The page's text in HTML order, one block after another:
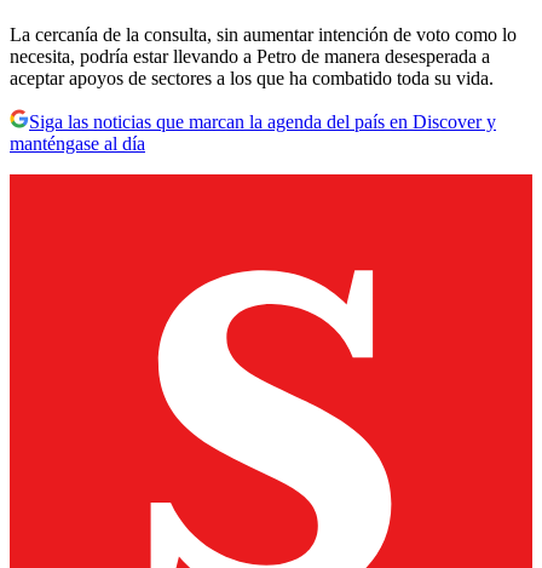
La cercanía de la consulta, sin aumentar intención de voto como lo
necesita, podría estar llevando a Petro de manera desesperada a
aceptar apoyos de sectores a los que ha combatido toda su vida.
Siga las noticias que marcan la agenda del país en Discover y
manténgase al día